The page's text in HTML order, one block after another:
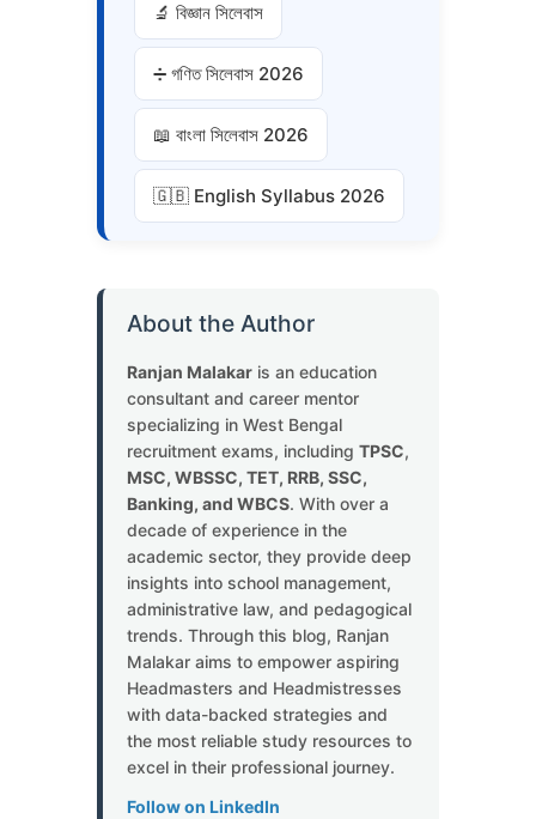
🔬 বিজ্ঞান সিলেবাস
➗ গণিত সিলেবাস 2026
📖 বাংলা সিলেবাস 2026
🇬🇧 English Syllabus 2026
About the Author
Ranjan Malakaris an education
consultant and career mentor
specializing in West Bengal
recruitment exams, including TPSC,
MSC, WBSSC, TET, RRB, SSC,
Banking, and WBCS. With over a
decade of experience in the
academic sector, they provide deep
insights into school management,
administrative law, and pedagogical
trends. Through this blog, Ranjan
Malakar aims to empower aspiring
Headmasters and Headmistresses
with data-backed strategies and
the most reliable study resources to
excel in their professional journey.
Follow on LinkedIn